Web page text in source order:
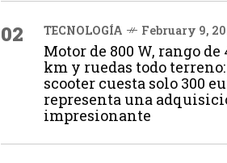
02 TECNOLOGÍA February 9,
Motor de 800 W, rango de
km y ruedas todo terreno:
scooter cuesta solo 300
representa una
impresionante